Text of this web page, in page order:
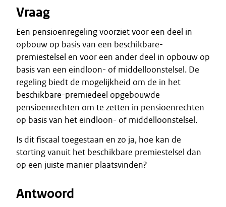
Vraag
Een pensioenregeling voorziet voor een deel in
opbouw op basis van een beschikbare-
premiestelsel en voor een ander deel in opbouw op
basis van een eindloon- of middelloonstelsel. De
regeling biedt de mogelijkheid om de in het
beschikbare-premiedeel opgebouwde
pensioenrechten om te zetten in pensioenrechten
op basis van het eindloon- of middelloonstelsel.
Is dit fiscaal toegestaan en zo ja, hoe kan de
storting vanuit het beschikbare premiestelsel dan
op een juiste manier plaatsvinden?
Antwoord